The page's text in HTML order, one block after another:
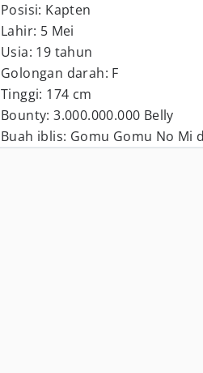
Posisi: Kapten
Lahir: 5 Mei
Usia: 19 tahun
Golongan darah: F
Tinggi: 174 cm
Bounty: 3.000.000.000 Belly
Buah iblis: Gomu Gomu No Mi